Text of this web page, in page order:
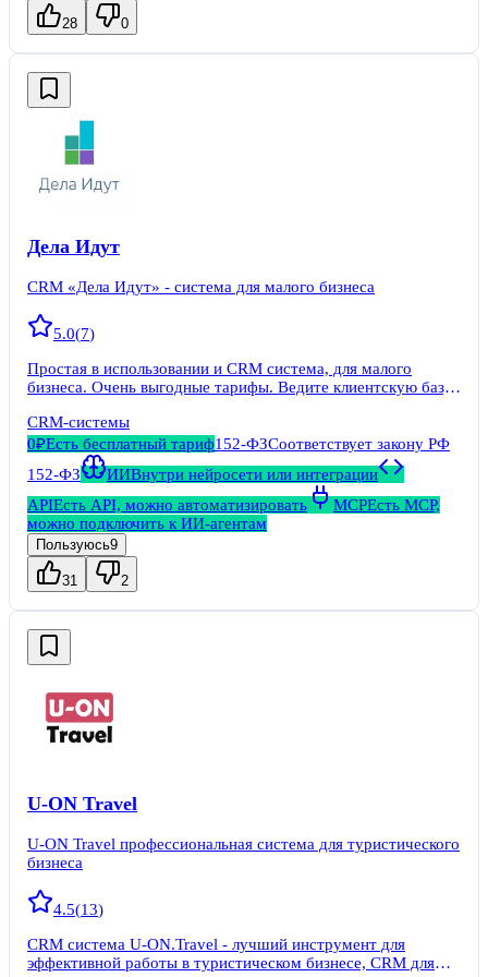
28 0
Дела Идут
CRM «Дела Идут» - система для малого бизнеса
5.0(7)
Простая в использовании и CRM система, для малого
бизнеса. Очень выгодные тарифы. Ведите клиентскую базу,
системы. Важнейшие преимущества софта - это
лаконичность интерфейса и простота использования.
CRM-системы
0₽Есть бесплатный тариф152-ФЗСоответствует закону РФ
152-ФЗ
ИИВнутри нейросети или интеграции
APIЕсть API, можно автоматизировать MCPЕсть MCP,
можно подключить к ИИ-агентам
Пользуюсь9
31 2
U-ON Travel
U-ON Travel профессиональная система для туристического
бизнеса
4.5(13)
CRM система U-ON.Travel - лучший инструмент для
эффективной работы в туристическом бизнесе, CRM для